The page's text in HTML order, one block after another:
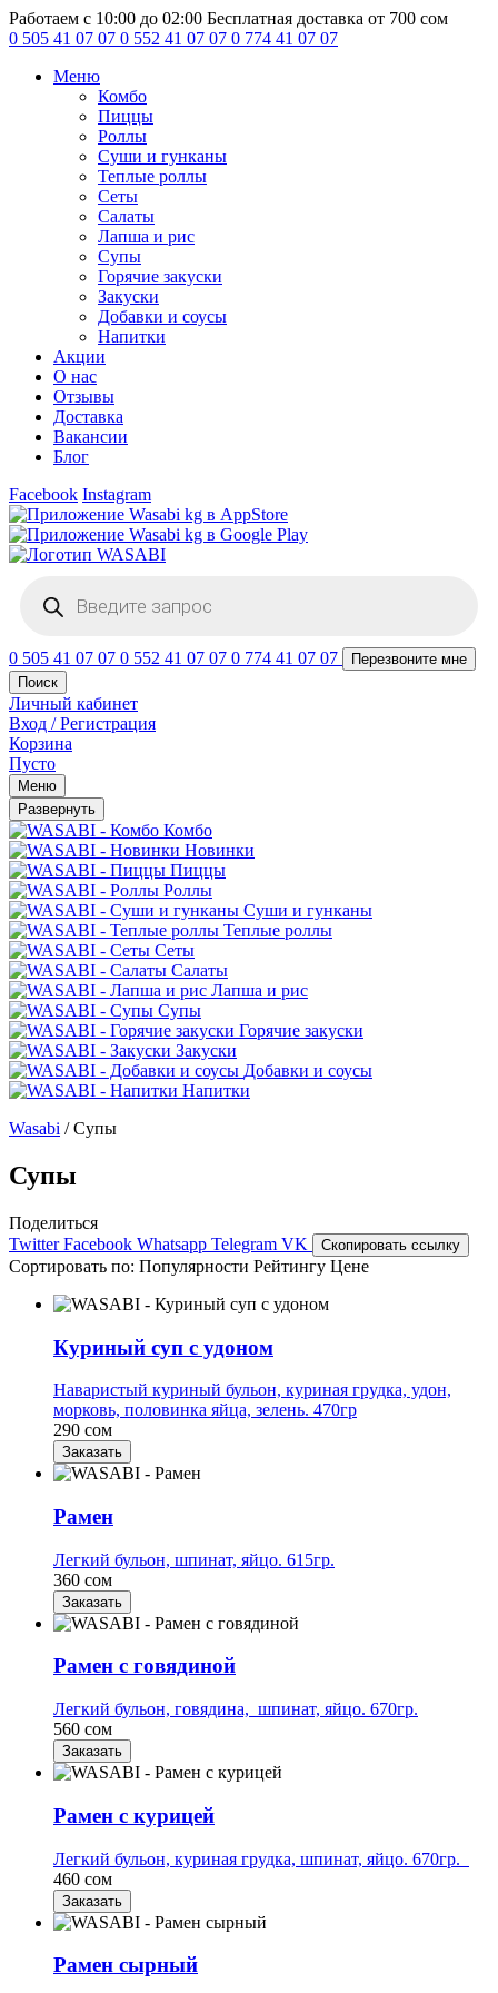
Работаем с 10:00 до 02:00 Бесплатная доставка от 700 сом
0 505 41 07 07 0 552 41 07 07 0 774 41 07 07
Меню
Комбо
Пиццы
Роллы
Суши и гунканы
Теплые роллы
Сеты
Салаты
Лапша и рис
Супы
Горячие закуски
Закуски
Добавки и соусы
Напитки
Акции
О нас
Отзывы
Доставка
Вакансии
Блог
Facebook Instagram
товаров
0 505 41 07 07 0 552 41 07 07 0 774 41 07 07
Перезвоните мне
Поиск
Личный кабинет
Вход / Регистрация
Корзина
Пусто
Меню
Развернуть
Комбо
Новинки
Пиццы
Роллы
Суши и гунканы
Теплые роллы
Сеты
Салаты
Лапша и рис
Супы
Горячие закуски
Закуски
Добавки и соусы
Напитки
Wasabi /Супы
Супы
Поделиться
Twitter Facebook Whatsapp Telegram VK Скопировать ссылку
Сортировать по: Популярности Рейтингу Цене
Куриный суп с удоном
Наваристый куриный бульон, куриная грудка, удон,
морковь, половинка яйца, зелень. 470гр
290 сом
Заказать
Рамен
Легкий бульон, шпинат, яйцо. 615гр.
360 сом
Заказать
Рамен с говядиной
Легкий бульон, говядина, шпинат, яйцо. 670гр.
560 сом
Заказать
Рамен с курицей
Легкий бульон, куриная грудка, шпинат, яйцо. 670гр.
460 сом
Заказать
Рамен сырный